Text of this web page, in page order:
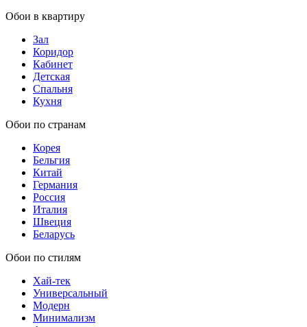
Обои в квартиру
Зал
Коридор
Кабинет
Детская
Спальня
Кухня
Обои по странам
Корея
Бельгия
Китай
Германия
Россия
Италия
Швеция
Беларусь
Обои по стилям
Хай-тек
Универсальный
Модерн
Минимализм